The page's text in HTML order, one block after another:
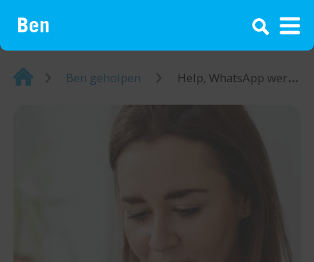
¡
Home Ben geholpen Help, WhatsApp werkt niet: tips om het op te lossen